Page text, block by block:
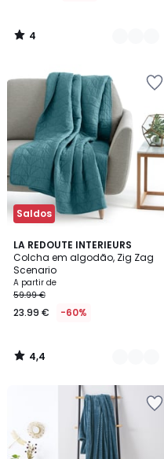
4
/
Saldos
LA REDOUTE INTERIEURS
Colcha em algodão, Zig Zag
Scenario
A partir de
59.99 €
23.99 € -60%
4,4
/ 5
9
Cores
4,4
/